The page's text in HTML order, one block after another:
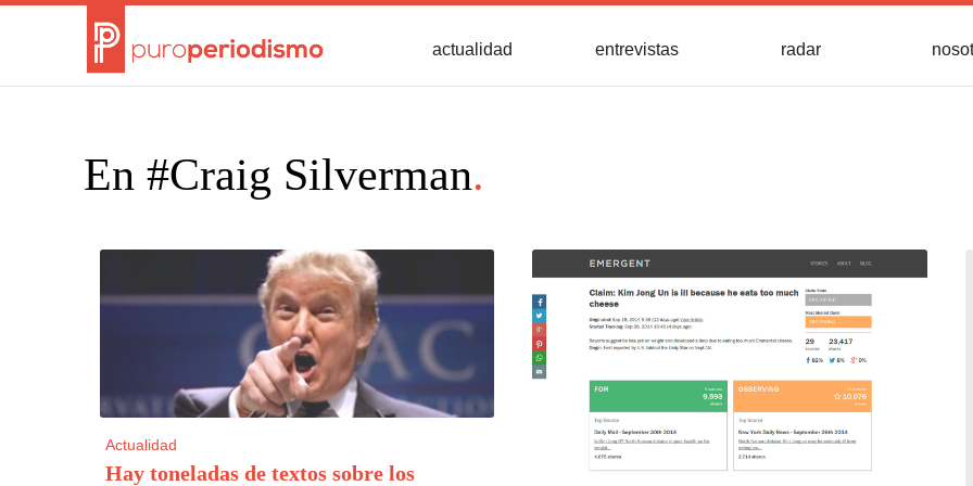
actualidad entrevistas radar
En #Craig Silverman.
Actualidad
Hay toneladas de textos sobre los